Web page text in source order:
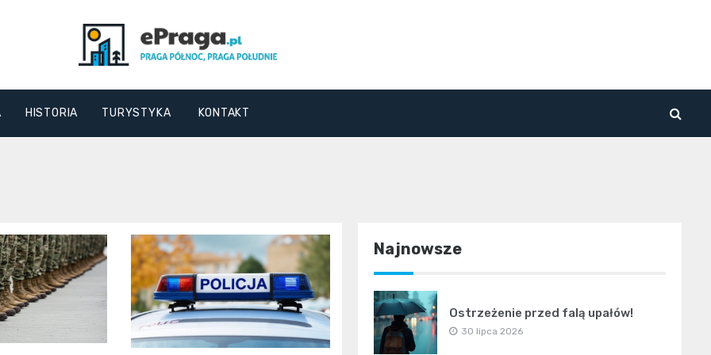
ePraga.pl
HISTORIA TURYSTYKA KONTAKT
Najnowsze
Ostrzeżenie przed falą upałów!
30 lipca 2026